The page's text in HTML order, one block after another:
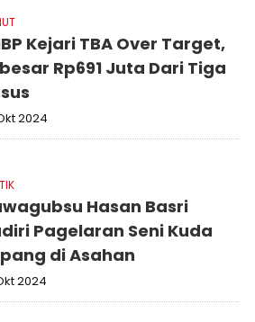
Kejari TBA Over Target,
Rp691 Juta Dari Tiga
2024
Hasan Basri
Pagelaran Seni Kuda
di Asahan
2024